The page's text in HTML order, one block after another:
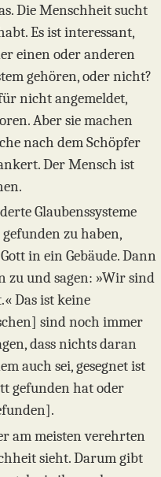
Die Menschheit sucht
Es ist interessant,
einen oder anderen
gehören, oder nicht?
nicht angemeldet,
Aber sie machen
nach dem Schöpfer
Der Mensch ist
Glaubenssysteme
zu haben,
in ein Gebäude. Dann
zu und sagen: »Wir sind
Das ist keine
sind noch immer
dass nichts daran
auch sei, gesegnet ist
gefunden hat oder
am meisten verehrten
sieht. Darum gibt